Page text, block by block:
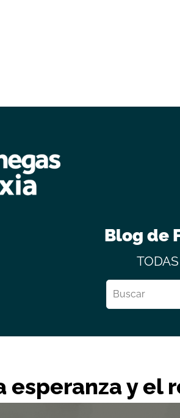
Blog de
TODAS
esperanza y el